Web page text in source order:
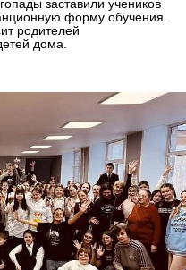
заставили учеников
форму обучения.
родителей
дома.